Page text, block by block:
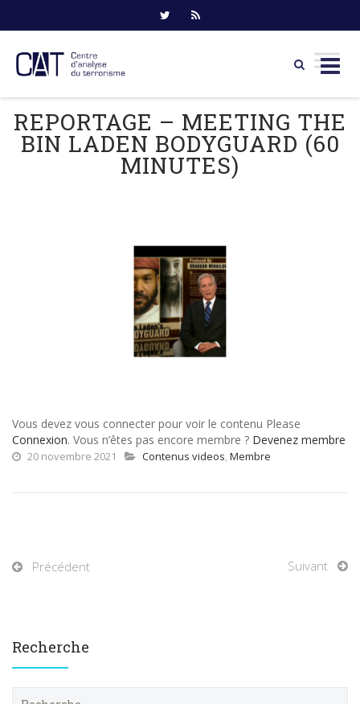
to
content
REPORTAGE – MEETING THE
BIN LADEN BODYGUARD (60
MINUTES)
Vous devez vous connecter pour voir le contenu Please
Connexion. Vous n’êtes pas encore membre ? Devenez membre
20 novembre 2021 Contenus videos, Membre
Précédent Suivant
Recherche